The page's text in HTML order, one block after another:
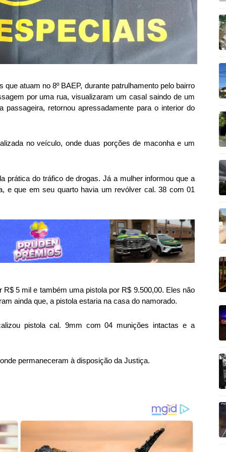
atuam no 8º BAEP, durante patrulhamento pelo bairro
por uma rua, visualizaram um casal saindo de um
retornou apressadamente para o interior do
no veículo, onde duas porções de maconha e um
prática do tráfico de drogas. Já a mulher informou que a
e que em seu quarto havia um revólver cal. 38 com 01
5 mil e também uma pistola por R$ 9.500,00. Eles não
ainda que, a pistola estaria na casa do namorado.
pistola cal. 9mm com 04 munições intactas e a
permaneceram à disposição da Justiça.